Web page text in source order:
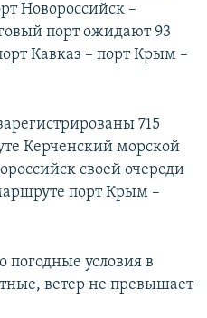
Новороссийск –
порт ожидают 93
Кавказ – порт Крым –
715
Керченский морской
своей очереди
порт Крым –
погодные условия в
ветер не превышает